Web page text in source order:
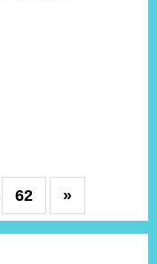
62 »